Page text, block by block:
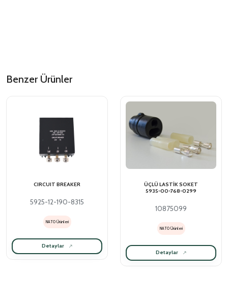
Benzer Ürünler
CIRCUIT BREAKER
5925-12-190-8315
NATO Ürünleri
Detaylar
ÜÇLÜ LASTİK SOKET
5935-00-768-0299
10875099
NATO Ürünleri
Detaylar